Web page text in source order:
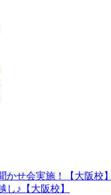
かせ会実施！【大阪校】
し♪【大阪校】